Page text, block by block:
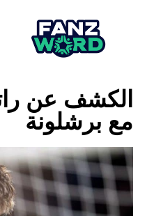
الكشف عن
مع برشلونة